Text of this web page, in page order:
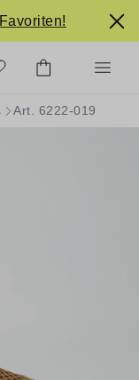
Art. 6222-019